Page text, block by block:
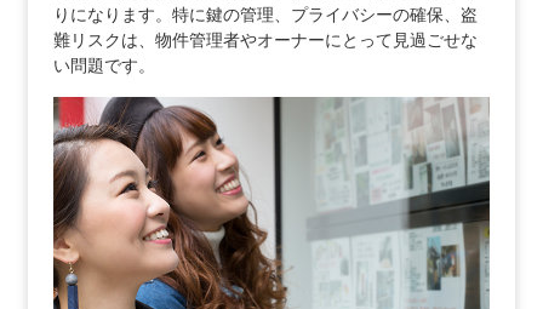
りになります。特に鍵の管理、プライバシーの確保、盗
難リスクは、物件管理者やオーナーにとって見過ごせな
い問題です。